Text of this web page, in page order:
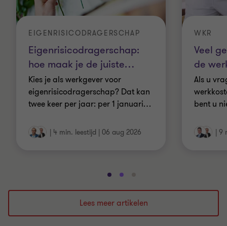
Eigenrisicodragerschap:
hoe maak je de juiste…
EIGENRISICODRAGERSCHAP
Kies je als werkgever voor
eigenrisicodragerschap? Dat kan
twee keer per jaar: per 1 januari…
| 4 min. leestijd | 06 aug 2026
Veel
de
WKR
Als u
bent u
| 9
Ga
naar
dia
1
Ga
naar
dia
2
naar
dia
3
Lees meer artikelen